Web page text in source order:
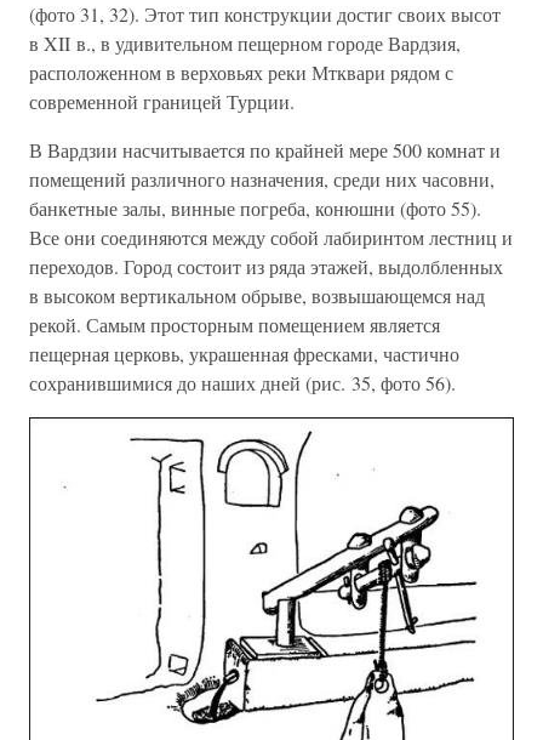
(фото 31, 32). Этот тип конструкции достиг своих высот
в XII в., в удивительном пещерном городе Вардзия,
расположенном в верховьях реки Мтквари рядом с
современной границей Турции.
В Вардзии насчитывается по крайней мере 500 комнат и
помещений различного назначения, среди них часовни,
банкетные залы, винные погреба, конюшни (фото 55).
Все они соединяются между собой лабиринтом лестниц и
переходов. Город состоит из ряда этажей, выдолбленных
в высоком вертикальном обрыве, возвышающемся над
рекой. Самым просторным помещением является
пещерная церковь, украшенная фресками, частично
сохранившимися до наших дней (рис. 35, фото 56).